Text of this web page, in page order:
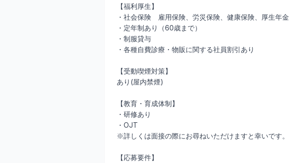
【福利厚生】
・社会保険 雇用保険、労災保険、健康保険、厚生年金
・定年制あり（60歳まで）
・制服貸与
・各種自費診療・物販に関する社員割引あり
【受動喫煙対策】
あり(屋内禁煙)
【教育・育成体制】
・研修あり
・OJT
※詳しくは面接の際にお尋ねいただけますと幸いです。
【応募要件】